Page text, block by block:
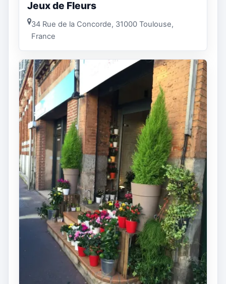
Jeux de Fleurs
34 Rue de la Concorde, 31000 Toulouse,
France